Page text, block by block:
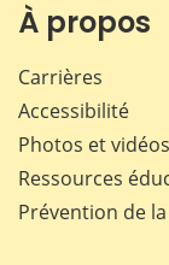
À propos
Carrières
Accessibilité
Photos et vidéos
Ressources
Prévention de